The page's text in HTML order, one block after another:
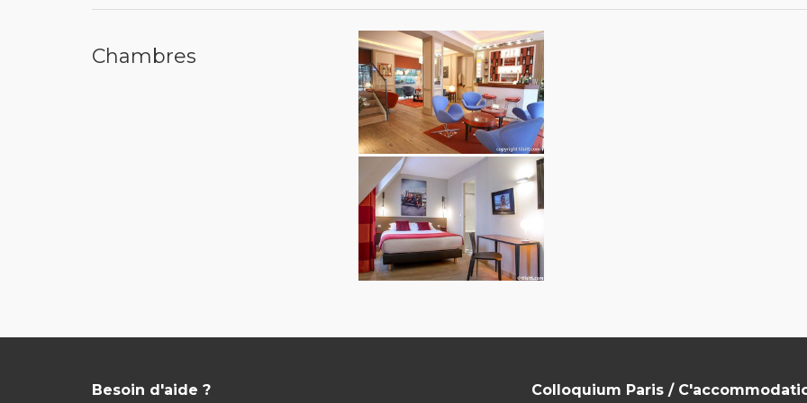
Chambres
Besoin d'aide ? Colloquium Paris /